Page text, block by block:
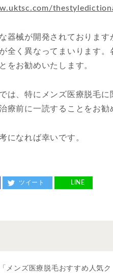
器械が開発されておりま
全く異なってまいります
をお勧めいたします。
は、特にメンズ医療脱毛
療前に一読することをお勧
になれば幸いです。
ツイート LINE
メンズ医療脱毛おすすめ人気ク